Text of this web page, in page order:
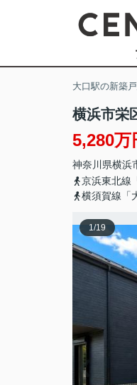
大口駅の新築
横浜市栄
5,280万
神奈川県横浜
京浜東北線
横須賀線「
1/19